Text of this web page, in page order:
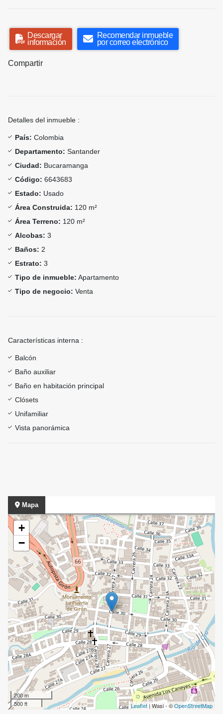
Descargar
información
Recomendar inmueble
por correo electrónico
Compartir
Detalles del inmueble :
País: Colombia
Departamento: Santander
Ciudad: Bucaramanga
Código: 6643683
Estado: Usado
Área Construida: 120 m²
Área Terreno: 120 m²
Alcobas: 3
Baños: 2
Estrato: 3
Tipo de inmueble: Apartamento
Tipo de negocio: Venta
Características interna :
Balcón
Baño auxiliar
Baño en habitación principal
Clósets
Unifamiliar
Vista panorámica
Mapa
+
−
200 m
500 ft
Leaflet| Wasi - ©OpenStreetMap